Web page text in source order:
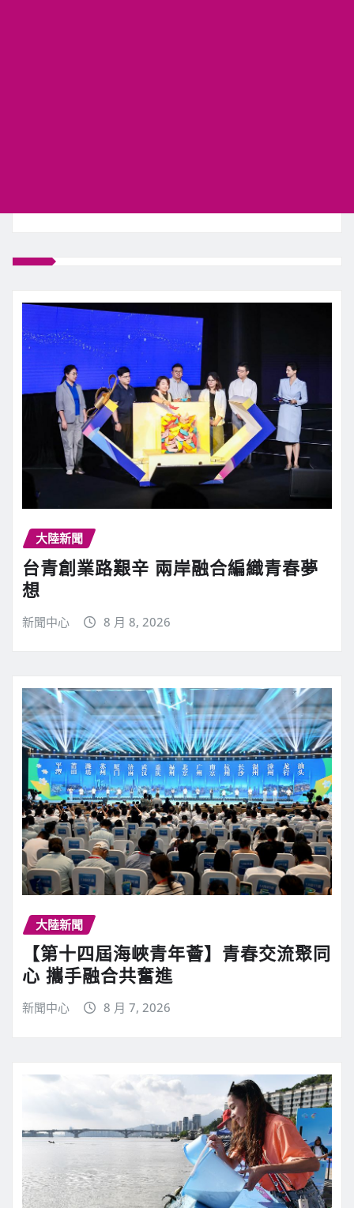
大陸新聞
台青創業路艱辛 兩岸融合編織青春夢
想
新聞中心 8 月 8, 2026
大陸新聞
【第十四屆海峽青年薈】青春交流聚同
心 攜手融合共奮進
新聞中心 8 月 7, 2026